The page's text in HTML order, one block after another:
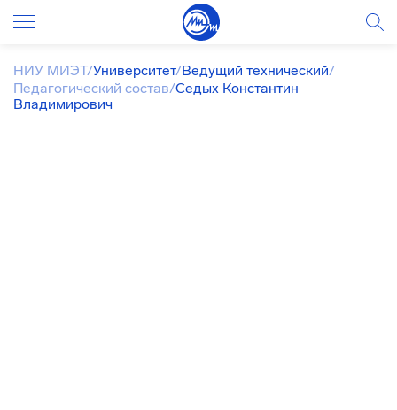
НИУ МИЭТ/Университет/Ведущий технический/
Педагогический состав/Седых Константин
Владимирович